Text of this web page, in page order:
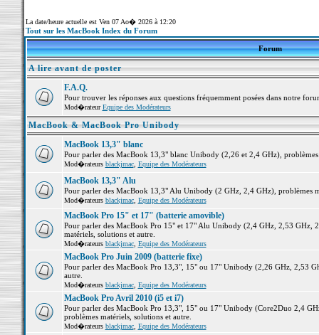
La date/heure actuelle est Ven 07 Ao� 2026 à 12:20
Tout sur les MacBook Index du Forum
Forum
A lire avant de poster
F.A.Q.
Pour trouver les réponses aux questions fréquemment posées dans notre
Mod�rateurEquipe des Modérateurs
MacBook & MacBook Pro Unibody
MacBook 13,3" blanc
Pour parler des MacBook 13,3" blanc Unibody (2,26 et 2,4 GHz),
Mod�rateurs blackjmac, Equipe des Modérateurs
MacBook 13,3" Alu
Pour parler des MacBook 13,3" Alu Unibody (2 GHz, 2,4 GHz), problèmes
Mod�rateurs blackjmac, Equipe des Modérateurs
MacBook Pro 15" et 17" (batterie amovible)
Pour parler des MacBook Pro 15" et 17" Alu Unibody (2,4 GHz, 2,53 GHz,
matériels, solutions et autre.
Mod�rateurs blackjmac, Equipe des Modérateurs
MacBook Pro Juin 2009 (batterie fixe)
Pour parler des MacBook Pro 13,3", 15" ou 17" Unibody (2,26 GHz, 2,53
autre.
Mod�rateurs blackjmac, Equipe des Modérateurs
MacBook Pro Avril 2010 (i5 et i7)
Pour parler des MacBook Pro 13,3", 15" ou 17" Unibody (Core2Duo 2,4
problèmes matériels, solutions et autre.
Mod�rateurs blackjmac, Equipe des Modérateurs